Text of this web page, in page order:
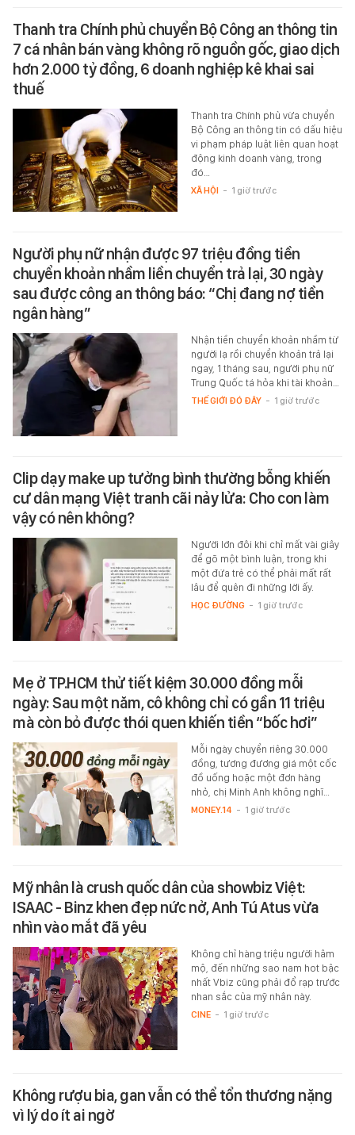
Thanh tra Chính phủ chuyển Bộ Công an thông tin
7 cá nhân bán vàng không rõ nguồn gốc, giao dịch
hơn 2.000 tỷ đồng, 6 doanh nghiệp kê khai sai
thuế
Thanh tra Chính phủ vừa chuyển
Bộ Công an thông tin có dấu hiệu
vi phạm pháp luật liên quan hoạt
động kinh doanh vàng, trong
đó…
XÃ HỘI - 1 giờ trước
Người phụ nữ nhận được 97 triệu đồng tiền
chuyển khoản nhầm liền chuyển trả lại, 30 ngày
sau được công an thông báo: “Chị đang nợ tiền
ngân hàng”
Nhận tiền chuyển khoản nhầm từ
người lạ rồi chuyển khoản trả lại
ngay, 1 tháng sau, người phụ nữ
Trung Quốc tá hỏa khi tài khoản…
THẾ GIỚI ĐÓ ĐÂY - 1 giờ trước
Clip dạy make up tưởng bình thường bỗng khiến
cư dân mạng Việt tranh cãi nảy lửa: Cho con làm
vậy có nên không?
Người lớn đôi khi chỉ mất vài giây
để gõ một bình luận, trong khi
một đứa trẻ có thể phải mất rất
lâu để quên đi những lời ấy.
HỌC ĐƯỜNG - 1 giờ trước
Mẹ ở TP.HCM thử tiết kiệm 30.000 đồng mỗi
ngày: Sau một năm, cô không chỉ có gần 11 triệu
mà còn bỏ được thói quen khiến tiền “bốc hơi”
Mỗi ngày chuyển riêng 30.000
đồng, tương đương giá một cốc
đồ uống hoặc một đơn hàng
nhỏ, chị Minh Anh không nghĩ…
MONEY.14 - 1 giờ trước
Mỹ nhân là crush quốc dân của showbiz Việt:
ISAAC - Binz khen đẹp nức nở, Anh Tú Atus vừa
nhìn vào mắt đã yêu
Không chỉ hàng triệu người hâm
mộ, đến những sao nam hot bậc
nhất Vbiz cũng phải đổ rạp trước
nhan sắc của mỹ nhân này.
CINE - 1 giờ trước
Không rượu bia, gan vẫn có thể tổn thương nặng
vì lý do ít ai ngờ